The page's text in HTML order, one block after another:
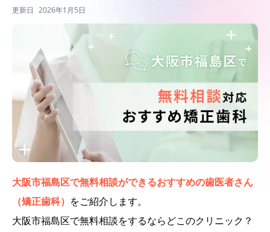
更新日 2026年1月5日
大阪市福島区で無料相談ができるおすすめの歯医者さん
（矯正歯科） をご紹介します。
大阪市福島区で無料相談をするならどこのクリニック？